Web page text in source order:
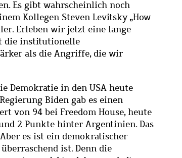
Es gibt wahrscheinlich noch
Kollegen Steven Levitsky „How
Erleben wir jetzt eine lange
die institutionelle
als die Angriffe, die wir
Demokratie in den USA heute
Biden gab es einen
von 94 bei Freedom House, heute
2 Punkte hinter Argentinien. Das
es ist ein demokratischer
ist. Denn die